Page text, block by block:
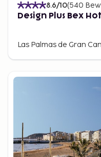
8.6/10(540
Design Plus Bex
Las Palmas de Gran